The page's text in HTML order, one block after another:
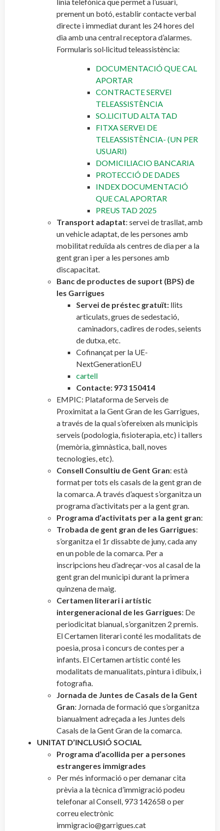
prement un botó, establir contacte verbal
directe i immediat durant les 24 hores del
dia amb una central receptora d’alarmes.
Formularis sol·licitud teleassistència:
DOCUMENTACIÓ QUE CAL
APORTAR
CONTRACTE SERVEI
TELEASSISTÈNCIA
SO.LICITUD ALTA TAD
FITXA SERVEI DE
TELEASSISTÈNCIA- (UN PER
USUARI)
DOMICILIACIO BANCARIA
PROTECCIÓ DE DADES
INDEX DOCUMENTACIÓ
QUE CAL APORTAR
PREUS TAD 2025
Transport adaptat: servei de trasllat, amb
un vehicle adaptat, de les persones amb
mobilitat reduïda als centres de dia per a la
gent gran i per a les persones amb
discapacitat.
Banc de productes de suport (BPS) de
les Garrigues
Servei de préstec gratuït: llits
articulats, grues de sedestació,
caminadors, cadires de rodes, seients
de dutxa, etc.
Cofinançat per la UE-
NextGenerationEU
cartell
Contacte: 973 150414
EMPIC: Plataforma de Serveis de
Proximitat a la Gent Gran de les Garrigues,
a través de la qual s’ofereixen als municipis
serveis (podologia, fisioterapia, etc) i tallers
(memòria, gimnàstica, ball, noves
tecnologies, etc).
Consell Consultiu de Gent Gran: està
format per tots els casals de la gent gran de
la comarca. A través d’aquest s’organitza un
programa d’activitats per a la gent gran.
Programa d’activitats per a la gent gran:
Trobada de gent gran de les Garrigues:
s’organitza el 1r dissabte de juny, cada any
en un poble de la comarca. Per a
inscripcions heu d’adreçar-vos al casal de la
gent gran del municipi durant la primera
quinzena de maig.
Certamen literari i artístic
intergeneracional de les Garrigues: De
periodicitat bianual, s’organitzen 2 premis.
El Certamen literari conté les modalitats de
poesia, prosa i concurs de contes per a
infants. El Certamen artístic conté les
modalitats de manualitats, pintura i dibuix, i
fotografia.
Jornada de Juntes de Casals de la Gent
Gran: Jornada de formació que s’organitza
bianualment adreçada a les Juntes dels
Casals de la Gent Gran de la comarca.
UNITAT D’INCLUSIÓ SOCIAL
Programa d’acollida per a persones
estrangeres immigrades
Per més informació o per demanar cita
prèvia a la tècnica d’immigració podeu
telefonar al Consell, 973 142658 o per
correu electrònic
immigracio@garrigues.cat